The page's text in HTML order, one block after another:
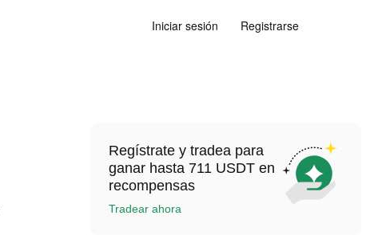
Iniciar sesión Registrarse
Regístrate y tradea para
ganar hasta 711 USDT en
recompensas
Tradear ahora